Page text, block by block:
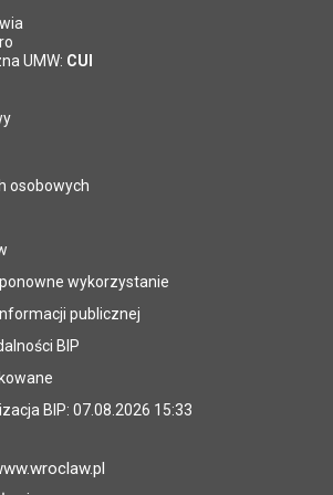
UMW: CUI
osobowych
wykorzystanie
publicznej
BIP
BIP: 07.08.2026 15:33